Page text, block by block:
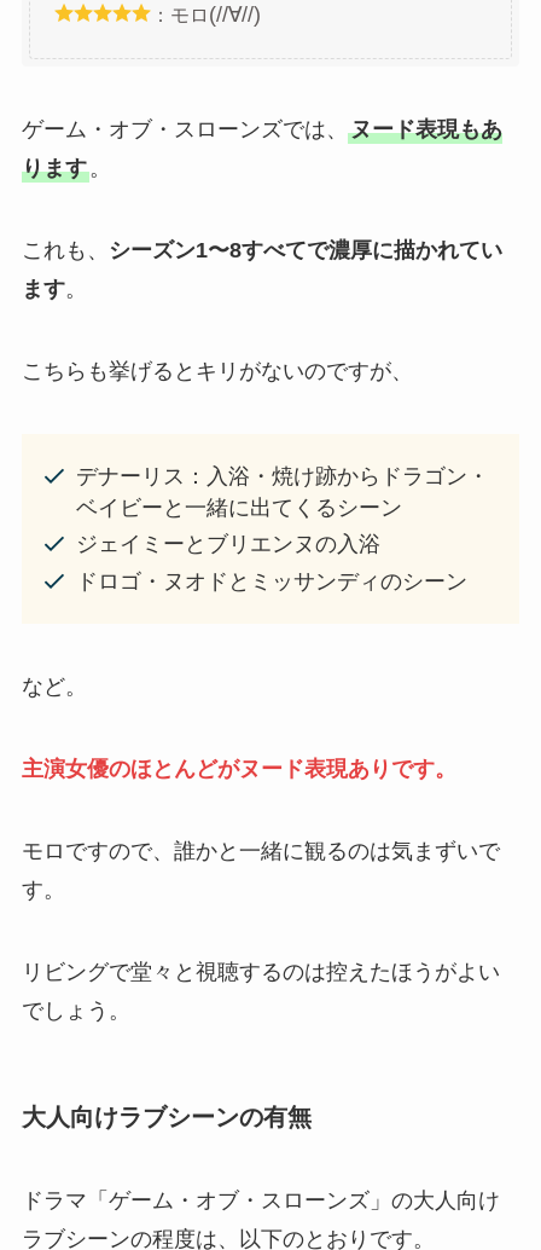
：モロ (//∀//)
ゲーム・オブ・スローンズでは、 ヌード表現もあ
ります。
これも、
シーズン1〜8すべてで濃厚に描かれてい
ます。
こちらも挙げるとキリがないのですが、
デナーリス：入浴・焼け跡からドラゴン・
ベイビーと一緒に出てくるシーン
ジェイミーとブリエンヌの入浴
ドロゴ・ヌオドとミッサンディのシーン
など。
主演女優のほとんどがヌード表現ありです。
モロですので、誰かと一緒に観るのは気まずいで
す。
リビングで堂々と視聴するのは控えたほうがよい
でしょう。
大人向けラブシーンの有無
ドラマ「ゲーム・オブ・スローンズ」の大人向け
ラブシーンの程度は、以下のとおりです。